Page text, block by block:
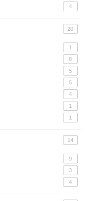
4
20
1
8
5
5
4
1
1
14
9
3
4